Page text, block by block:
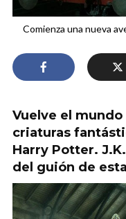
Comienza una nueva
Vuelve el
criaturas
Harry Potter.
del guión de